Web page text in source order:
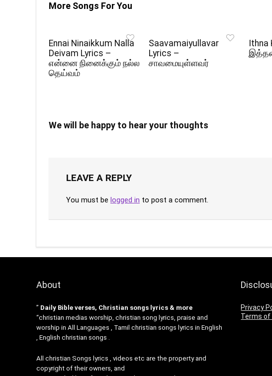
More Songs For You
Ennai Ninaikkum Nalla
Deivam Lyrics –
என்னை நினைக்கும் நல்ல
தெய்வம்
Saavamaiyullavar
Lyrics –
சாவமையுள்ளவர்
We will be happy to hear your thoughts
LEAVE A REPLY
You must be logged in to post a comment.
About
” Daily Bible verses, Christian songs lyrics & more
“christian medias worship, christian song lyrics, praise and
worship in All Languages , Tamil christian songs lyrics in English
, English christian songs .
All christian Songs lyrics , videos etc are the property and
copyright of their owners, and
Privacy
Terms of